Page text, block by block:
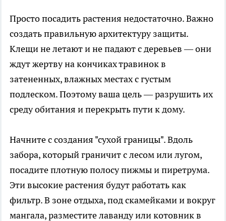
Просто посадить растения недостаточно. Важно
создать правильную архитектуру защиты.
Клещи не летают и не падают с деревьев — они
ждут жертву на кончиках травинок в
затененных, влажных местах с густым
подлеском. Поэтому ваша цель — разрушить их
среду обитания и перекрыть пути к дому.
Начните с создания "сухой границы". Вдоль
забора, который граничит с лесом или лугом,
посадите плотную полосу пижмы и пиретрума.
Эти высокие растения будут работать как
фильтр. В зоне отдыха, под скамейками и вокруг
мангала, разместите лаванду или котовник в